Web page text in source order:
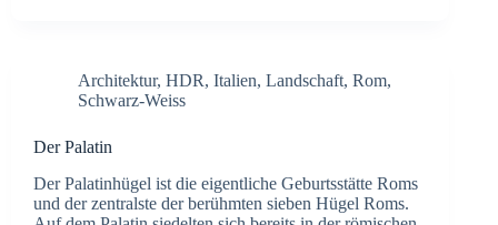
Architektur, HDR, Italien, Landschaft, Rom,
Schwarz-Weiss
Der Palatin
Der Palatinhügel ist die eigentliche Geburtsstätte Roms
und der zentralste der berühmten sieben Hügel Roms.